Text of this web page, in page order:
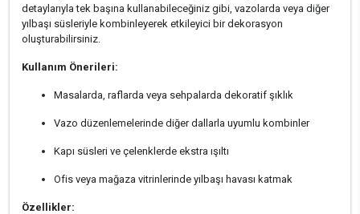
detaylarıyla tek başına kullanabileceğiniz gibi, vazolarda veya diğer
yılbaşı süsleriyle kombinleyerek etkileyici bir dekorasyon
oluşturabilirsiniz.
Kullanım Önerileri:
Masalarda, raflarda veya sehpalarda dekoratif şıklık
Vazo düzenlemelerinde diğer dallarla uyumlu kombinler
Kapı süsleri ve çelenklerde ekstra ışıltı
Ofis veya mağaza vitrinlerinde yılbaşı havası katmak
Özellikler: